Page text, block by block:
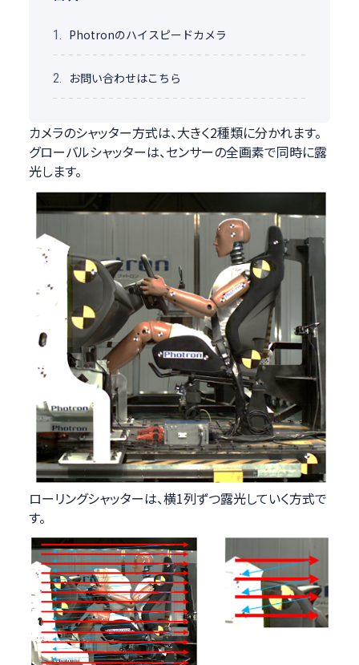
1. Photronのハイスピードカメラ
2. お問い合わせはこちら
カメラのシャッター方式は、大きく2種類に分かれます。
グローバルシャッターは、センサーの全画素で同時に露
光します。
ローリングシャッターは、横1列ずつ露光していく方式で
す。